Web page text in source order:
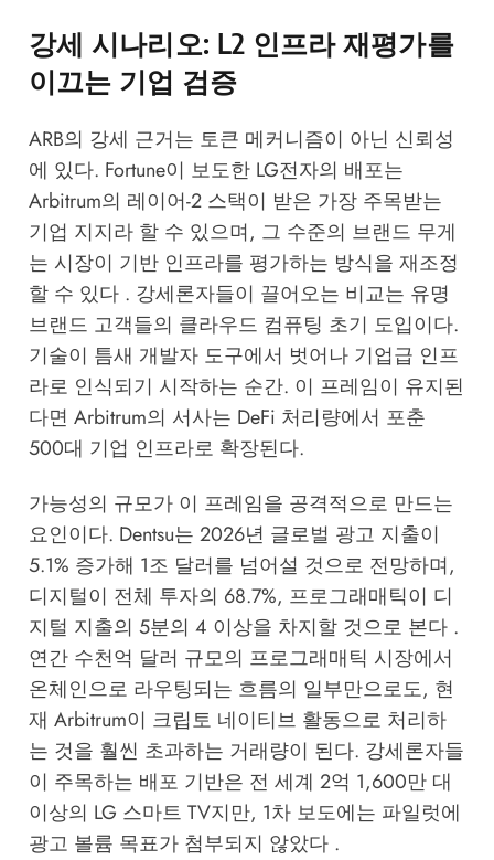
강세 시나리오: L2 인프라 재평가를
이끄는 기업 검증
ARB의 강세 근거는 토큰 메커니즘이 아닌 신뢰성
에 있다. Fortune이 보도한 LG전자의 배포는
Arbitrum의 레이어-2 스택이 받은 가장 주목받는
기업 지지라 할 수 있으며, 그 수준의 브랜드 무게
는 시장이 기반 인프라를 평가하는 방식을 재조정
할 수 있다 . 강세론자들이 끌어오는 비교는 유명
브랜드 고객들의 클라우드 컴퓨팅 초기 도입이다.
기술이 틈새 개발자 도구에서 벗어나 기업급 인프
라로 인식되기 시작하는 순간. 이 프레임이 유지된
다면 Arbitrum의 서사는 DeFi 처리량에서 포춘
500대 기업 인프라로 확장된다.
가능성의 규모가 이 프레임을 공격적으로 만드는
요인이다. Dentsu는 2026년 글로벌 광고 지출이
5.1% 증가해 1조 달러를 넘어설 것으로 전망하며,
디지털이 전체 투자의 68.7%, 프로그래매틱이 디
지털 지출의 5분의 4 이상을 차지할 것으로 본다 .
연간 수천억 달러 규모의 프로그래매틱 시장에서
온체인으로 라우팅되는 흐름의 일부만으로도, 현
재 Arbitrum이 크립토 네이티브 활동으로 처리하
는 것을 훨씬 초과하는 거래량이 된다. 강세론자들
이 주목하는 배포 기반은 전 세계 2억 1,600만 대
이상의 LG 스마트 TV지만, 1차 보도에는 파일럿에
광고 볼륨 목표가 첨부되지 않았다 .